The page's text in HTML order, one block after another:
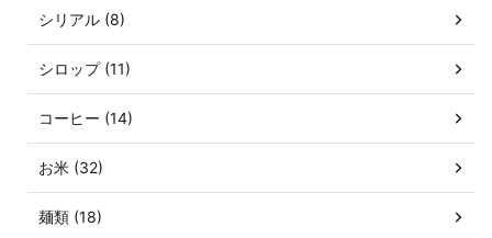
シリアル (8)
シロップ (11)
コーヒー (14)
お米 (32)
麺類 (18)